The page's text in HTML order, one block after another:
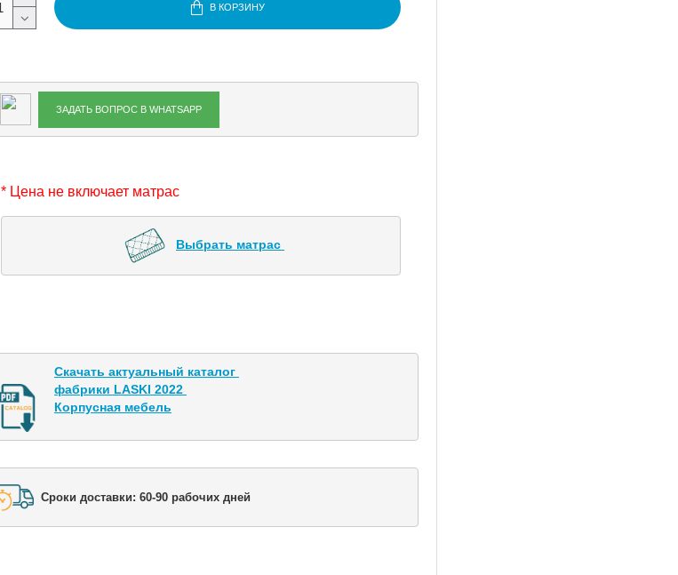
В КОРЗИНУ
ЗАДАТЬ ВОПРОС В WHATSAPP
* Цена не включает матрас
Выбрать матрас
Скачать актуальный каталог
фабрики LASKI 2022
Корпусная мебель
Сроки доставки: 60-90 рабочих дней